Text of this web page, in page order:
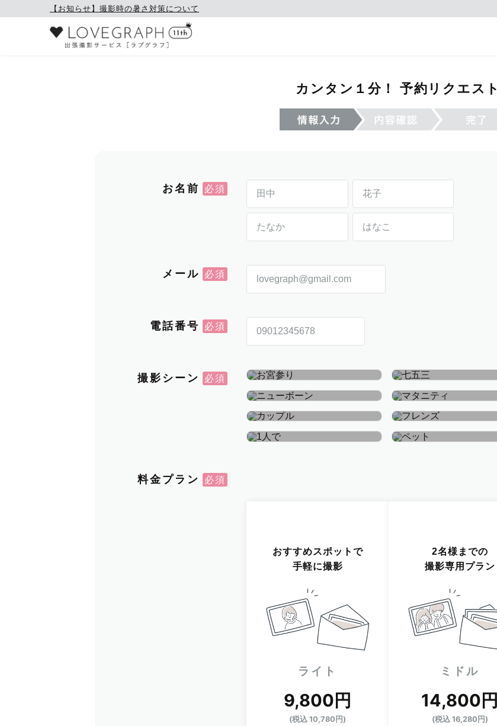
【お知らせ】撮影時の暑さ対策について
カンタン１分！ 予約リクエスト
お名前
メール
電話番号
撮影シーン
お宮参り・お食い初め
七五三
ニューボーン
マタニティ
料金プラン
おすすめスポットで
手軽に撮影
ライト
9,800円
(税込 10,780円)
2名様までの
撮影専用プラン
ミドル
14,800円
(税込 16,280円)